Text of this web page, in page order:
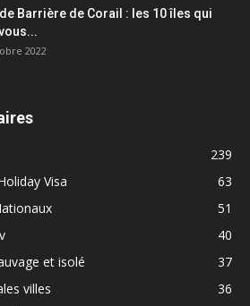
Barrière de Corail : les 10 îles qui
2022
239
Visa
63
51
40
et isolé
37
villes
36